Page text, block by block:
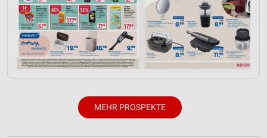
MEHR PROSPEKTE
Verwendung von Profilen zur Auswahl
personalisierter Inhalte
Messung der Werbeleistung
Analyse von Zielgruppen durch Statistiken oder
Kombinationen von Daten aus verschiedenen